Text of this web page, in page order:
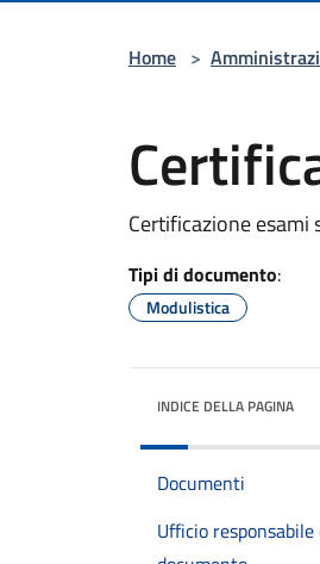
Home >
Certificazione esami
Tipi di documento:
Modulistica
INDICE DELLA PAGINA
Documenti
Ufficio responsabile